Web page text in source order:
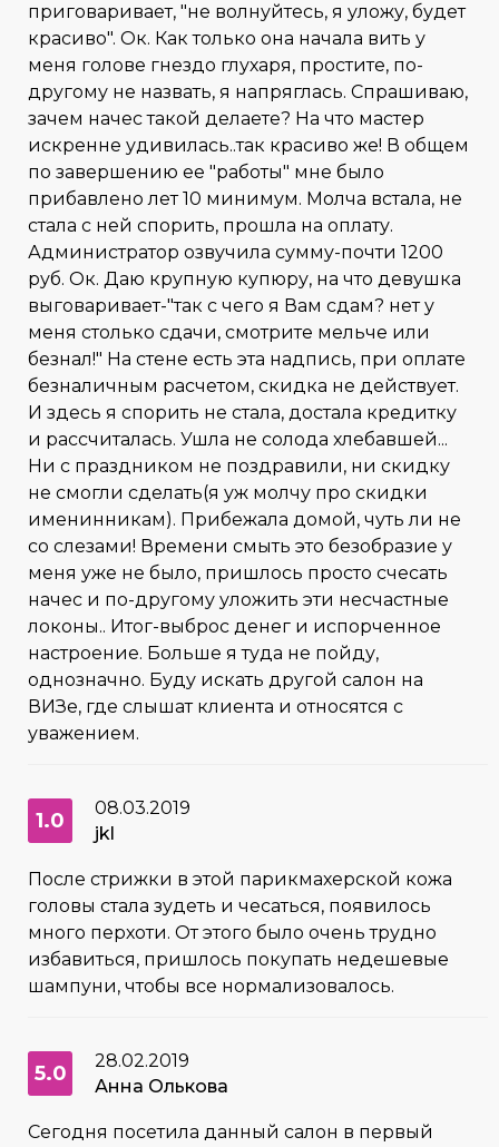
приговаривает, "не волнуйтесь, я уложу, будет
красиво". Ок. Как только она начала вить у
меня голове гнездо глухаря, простите, по-
другому не назвать, я напряглась. Спрашиваю,
зачем начес такой делаете? На что мастер
искренне удивилась..так красиво же! В общем
по завершению ее "работы" мне было
прибавлено лет 10 минимум. Молча встала, не
стала с ней спорить, прошла на оплату.
Администратор озвучила сумму-почти 1200
руб. Ок. Даю крупную купюру, на что девушка
выговаривает-"так с чего я Вам сдам? нет у
меня столько сдачи, смотрите мельче или
безнал!" На стене есть эта надпись, при оплате
безналичным расчетом, скидка не действует.
И здесь я спорить не стала, достала кредитку
и рассчиталась. Ушла не солода хлебавшей...
Ни с праздником не поздравили, ни скидку
не смогли сделать(я уж молчу про скидки
именинникам). Прибежала домой, чуть ли не
со слезами! Времени смыть это безобразие у
меня уже не было, пришлось просто счесать
начес и по-другому уложить эти несчастные
локоны.. Итог-выброс денег и испорченное
настроение. Больше я туда не пойду,
однозначно. Буду искать другой салон на
ВИЗе, где слышат клиента и относятся с
уважением.
1.0
08.03.2019
jkl
После стрижки в этой парикмахерской кожа
головы стала зудеть и чесаться, появилось
много перхоти. От этого было очень трудно
избавиться, пришлось покупать недешевые
шампуни, чтобы все нормализовалось.
5.0
28.02.2019
Анна Олькова
Сегодня посетила данный салон в первый